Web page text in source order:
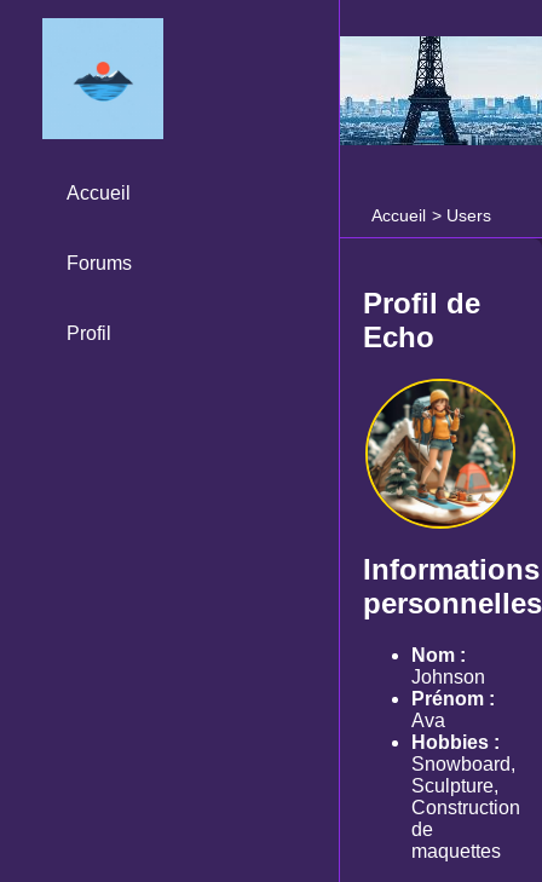
Accueil > Users
Accueil
Forums
Profil
Profil de
Echo
Informations
personnelles
Nom :
Johnson
Prénom :
Ava
Hobbies :
Snowboard,
Sculpture,
Construction
de
maquettes